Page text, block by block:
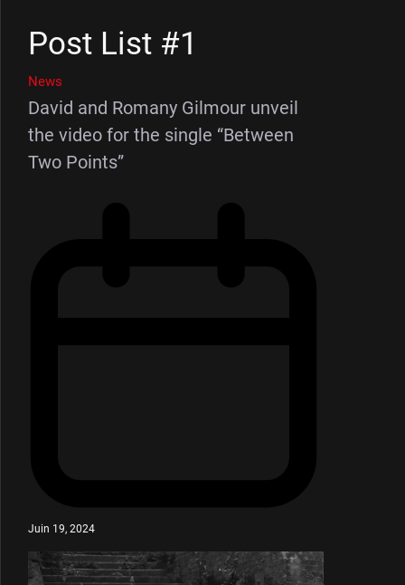
Post List #1
News
David and Romany Gilmour unveil
the video for the single “Between
Two Points”
Juin 19, 2024